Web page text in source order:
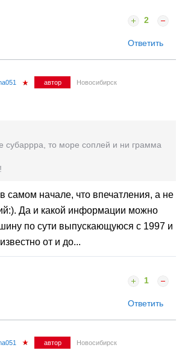
2
Ответить
автор Новосибирск
субаррра, то море соплей и ни грамма
самом начале, что впечатления, а не
Да и какой информации можно
по сути выпускающуюся с 1997 и
от и до...
1
Ответить
автор Новосибирск